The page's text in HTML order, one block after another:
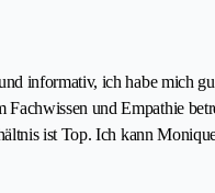
informativ, ich habe mich
Fachwissen und Empathie
ist Top. Ich kann